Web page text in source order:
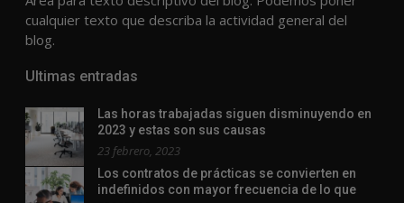
cualquier texto que describa la actividad general del
blog.
Ultimas entradas
Las horas trabajadas siguen disminuyendo en
2023 y estas son sus causas
23 febrero, 2023
Los contratos de prácticas se convierten en
indefinidos con mayor frecuencia de lo que